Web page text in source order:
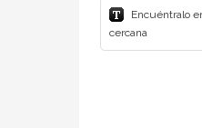
Encuéntralo
cercana